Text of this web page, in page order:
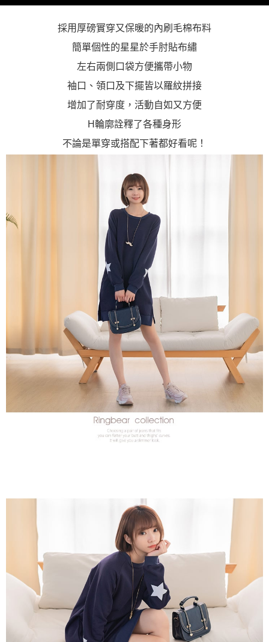
採用厚磅實穿又保暖的內刷毛棉布料
簡單個性的星星於手肘貼布繡
左右兩側口袋方便攜帶小物
袖口、領口及下擺皆以羅紋拼接
增加了耐穿度，活動自如又方便
H輪廓詮釋了各種身形
不論是單穿或搭配下著都好看呢！